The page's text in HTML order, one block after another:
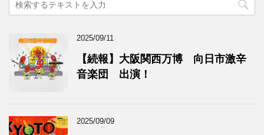
2025/09/11
【続報】大阪関西万博 向日市激辛
音楽団 出演！
2025/09/09